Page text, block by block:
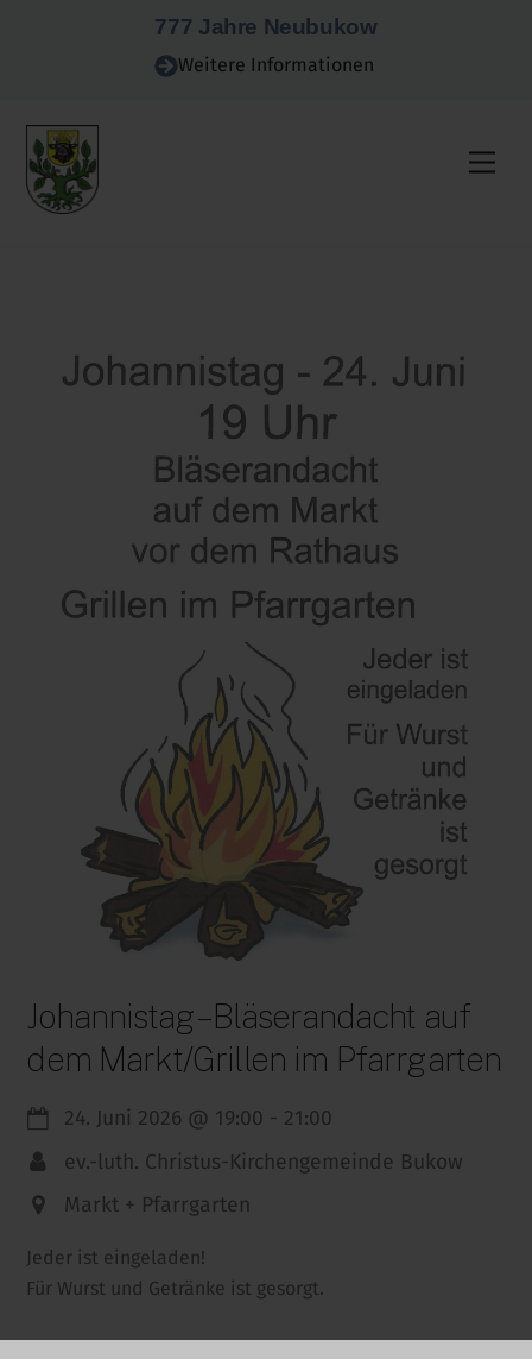
777 Jahre Neubukow
Weitere Informationen
Johannistag – Bläserandacht auf
dem Markt/Grillen im Pfarrgarten
24. Juni 2026 @ 19:00 - 21:00
ev.-luth. Christus-Kirchengemeinde Bukow
Markt + Pfarrgarten
Jeder ist eingeladen!
Für Wurst und Getränke ist gesorgt.